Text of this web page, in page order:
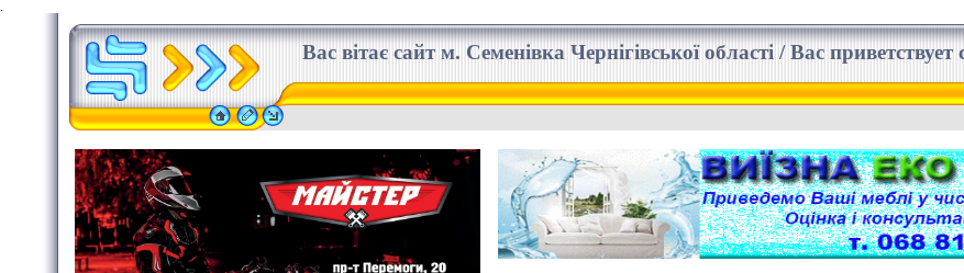
Вас вітає сайт м. Семенівка Чернігівської області / Вас